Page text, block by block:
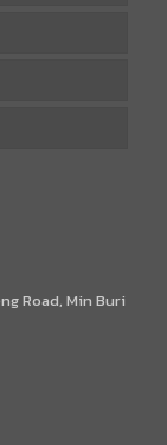
Road, Min Buri